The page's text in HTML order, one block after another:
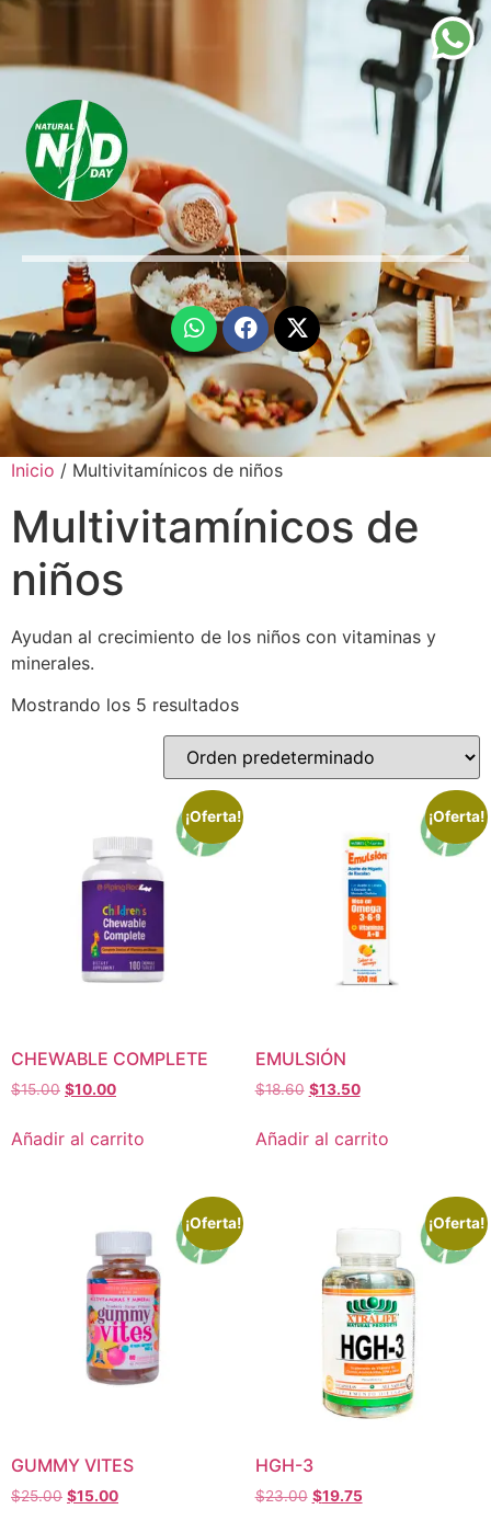
Inicio / Multivitamínicos de niños
Multivitamínicos de
niños
Ayudan al crecimiento de los niños con vitaminas y
minerales.
Mostrando los 5 resultados
¡Oferta!
CHEWABLE COMPLETE
$15.00 $10.00
Añadir al carrito
¡Oferta!
EMULSIÓN
$18.60 $13.50
Añadir al carrito
¡Oferta!
GUMMY VITES
$25.00 $15.00
¡Oferta!
HGH-3
$23.00 $19.75